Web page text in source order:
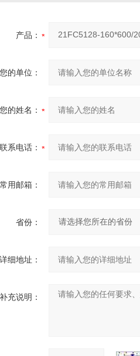
产品：
您的单位：
您的姓名：
联系电话：
常用邮箱：
省份：
详细地址：
补充说明：